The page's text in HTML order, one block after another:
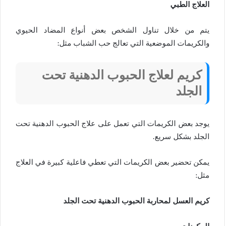
العلاج الطبي
يتم من خلال تناول الشخص بعض أنواع المضاد الحيوي
والكريمات الموضعية التي تعالج حب الشباب مثل:
كريم لعلاج الحبوب الدهنية تحت
الجلد
يوجد بعض الكريمات التي تعمل على علاج الحبوب الدهنية تحت
الجلد بشكل سريع.
يمكن تحضير بعض الكريمات التي تعطي فاعلية كبيرة في العلاج
مثل:
كريم العسل لمحاربة الحبوب الدهنية تحت الجلد